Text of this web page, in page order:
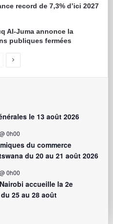
record de 7,3% d’ici 2027
Al-Juma annonce la
publiques fermées
le 13 août 2026
0h00
du commerce
du 20 au 21 août 2026
0h00
accueille la 2e
25 au 28 août